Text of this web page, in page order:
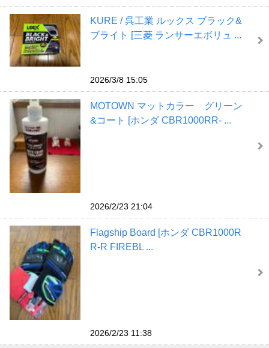
KURE / 呉工業 ルックス ブラック&
ブライト [三菱 ランサーエボリュ ...
2026/3/8 15:05
MOTOWN マットカラー グリーン
&コート [ホンダ CBR1000RR- ...
2026/2/23 21:04
Flagship Board [ホンダ CBR1000R
R-R FIREBL ...
2026/2/23 11:38